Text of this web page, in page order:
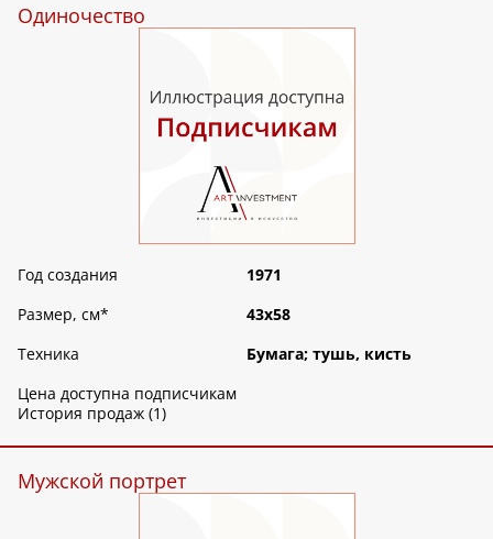
Одиночество
Год создания
1971
Размер, см*
43х58
Техника
Бумага; тушь, кисть
Цена доступна подписчикам
История продаж (1)
Мужской портрет